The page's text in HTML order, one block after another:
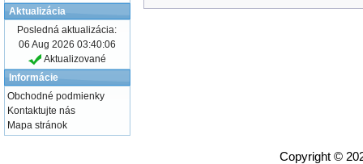
Aktualizácia
Posledná aktualizácia:
06 Aug 2026 03:40:06
Aktualizované
Informácie
Obchodné podmienky
Kontaktujte nás
Mapa stránok
Copyright ©